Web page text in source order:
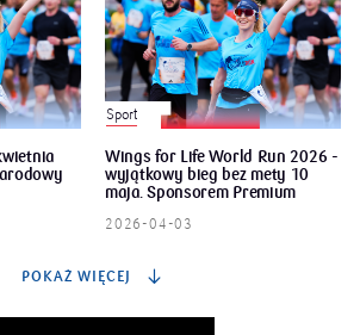
Sport
Wings for Life World Run 2026 -
wyjątkowy bieg bez mety 10
maja. Sponsorem Premium
Polski
2026-04-03
POKAŻ WIĘCEJ